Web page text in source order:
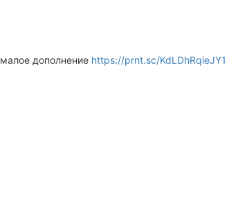
малое дополнение https://prnt.sc/KdLDhRqieJY1